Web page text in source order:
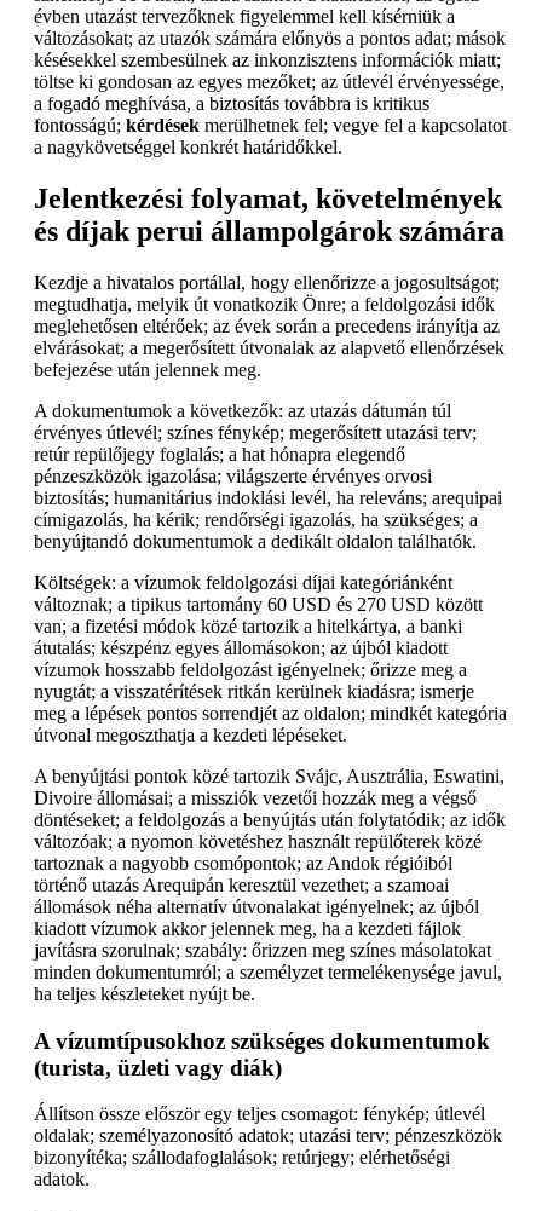
évben utazást tervezőknek figyelemmel kell kísérniük a
változásokat; az utazók számára előnyös a pontos adat; mások
késésekkel szembesülnek az inkonzisztens információk miatt;
töltse ki gondosan az egyes mezőket; az útlevél érvényessége,
a fogadó meghívása, a biztosítás továbbra is kritikus
fontosságú; kérdések merülhetnek fel; vegye fel a kapcsolatot
a nagykövetséggel konkrét határidőkkel.
Jelentkezési folyamat, követelmények
és díjak perui állampolgárok számára
Kezdje a hivatalos portállal, hogy ellenőrizze a jogosultságot;
megtudhatja, melyik út vonatkozik Önre; a feldolgozási idők
meglehetősen eltérőek; az évek során a precedens irányítja az
elvárásokat; a megerősített útvonalak az alapvető ellenőrzések
befejezése után jelennek meg.
A dokumentumok a következők: az utazás dátumán túl
érvényes útlevél; színes fénykép; megerősített utazási terv;
retúr repülőjegy foglalás; a hat hónapra elegendő
pénzeszközök igazolása; világszerte érvényes orvosi
biztosítás; humanitárius indoklási levél, ha releváns; arequipai
címigazolás, ha kérik; rendőrségi igazolás, ha szükséges; a
benyújtandó dokumentumok a dedikált oldalon találhatók.
Költségek: a vízumok feldolgozási díjai kategóriánként
változnak; a tipikus tartomány 60 USD és 270 USD között
van; a fizetési módok közé tartozik a hitelkártya, a banki
átutalás; készpénz egyes állomásokon; az újból kiadott
vízumok hosszabb feldolgozást igényelnek; őrizze meg a
nyugtát; a visszatérítések ritkán kerülnek kiadásra; ismerje
meg a lépések pontos sorrendjét az oldalon; mindkét kategória
útvonal megoszthatja a kezdeti lépéseket.
A benyújtási pontok közé tartozik Svájc, Ausztrália, Eswatini,
Divoire állomásai; a missziók vezetői hozzák meg a végső
döntéseket; a feldolgozás a benyújtás után folytatódik; az idők
változóak; a nyomon követéshez használt repülőterek közé
tartoznak a nagyobb csomópontok; az Andok régióiból
történő utazás Arequipán keresztül vezethet; a szamoai
állomások néha alternatív útvonalakat igényelnek; az újból
kiadott vízumok akkor jelennek meg, ha a kezdeti fájlok
javításra szorulnak; szabály: őrizzen meg színes másolatokat
minden dokumentumról; a személyzet termelékenysége javul,
ha teljes készleteket nyújt be.
A vízumtípusokhoz szükséges dokumentumok
(turista, üzleti vagy diák)
Állítson össze először egy teljes csomagot: fénykép; útlevél
oldalak; személyazonosító adatok; utazási terv; pénzeszközök
bizonyítéka; szállodafoglalások; retúrjegy; elérhetőségi
adatok.